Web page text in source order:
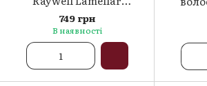
Shampoo, 275 мл
749 грн
В наявності